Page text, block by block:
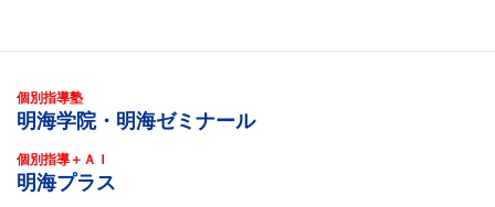
個別指導塾
明海学院・明海ゼミナール
個別指導＋ＡＩ
明海プラス